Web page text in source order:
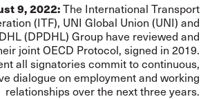
9, 2022:The International Transport
(ITF), UNI Global Union (UNI) and
(DPDHL) Group have reviewed and
joint OECD Protocol, signed in 2019.
all signatories commit to continuous,
dialogue on employment and working
relationships over the next three years.